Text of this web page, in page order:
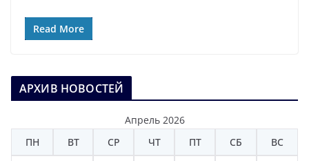
Read More
АРХИВ НОВОСТЕЙ
Апрель 2026
ПН
ВТ СР ЧТ ПТ СБ ВС